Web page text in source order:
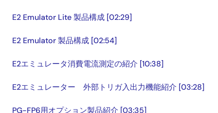
E2 Emulator Lite 製品構成 [02:29]
E2 Emulator 製品構成 [02:54]
E2エミュレータ消費電流測定の紹介 [10:38]
E2エミュレーター 外部トリガ入出力機能紹介 [03:28]
PG-FP6用オプション製品紹介 [03:35]